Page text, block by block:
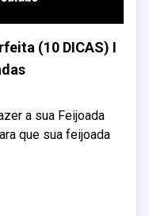
(10 DICAS) I
a sua Feijoada
que sua feijoada